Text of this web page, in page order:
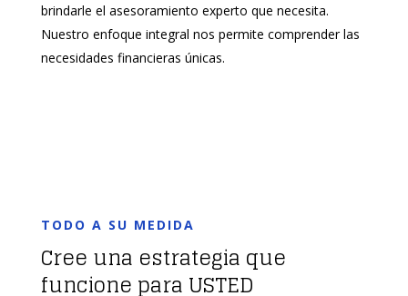
brindarle el asesoramiento experto que necesita.
Nuestro enfoque integral nos permite comprender las
necesidades financieras únicas.
TODO A SU MEDIDA
Cree una estrategia que
funcione para USTED